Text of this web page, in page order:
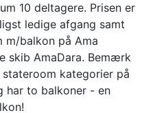
10 deltagere. Prisen er
ledige afgang samt
balkon på Ama
skib AmaDara. Bemærk
kategorier på
har to balkoner - en